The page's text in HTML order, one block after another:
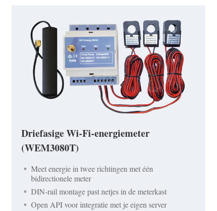
Driefasige Wi-Fi-energiemeter
(WEM3080T)
Meet energie in twee richtingen met één
bidirectionele meter
DIN-rail montage past netjes in de meterkast
Open API voor integratie met je eigen server